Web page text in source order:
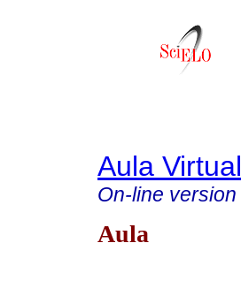
Aula Virtual
On-line version
Aula